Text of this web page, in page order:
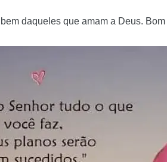
daqueles que amam a Deus. Bom